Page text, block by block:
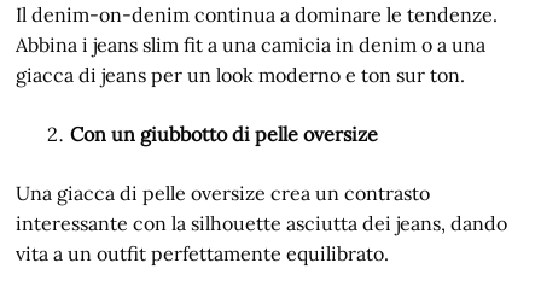
Il denim-on-denim continua a dominare le tendenze.
Abbina i jeans slim fit a una camicia in denim o a una
giacca di jeans per un look moderno e ton sur ton.
Con un giubbotto di pelle oversize
Una giacca di pelle oversize crea un contrasto
interessante con la silhouette asciutta dei jeans, dando
vita a un outfit perfettamente equilibrato.